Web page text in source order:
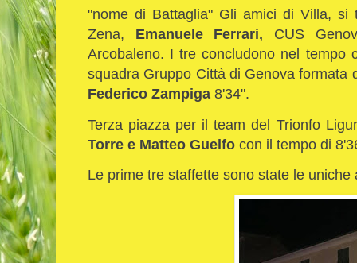
"nome di Battaglia" Gli amici di Villa,
Zena, Emanuele Ferrari, CUS
Arcobaleno. I tre concludono nel tempo
squadra Gruppo Città di Genova formata
Federico Zampiga 8'34".
Terza piazza per il team del Trionfo
Torre e Matteo Guelfo con il tempo di
Le prime tre staffette sono state le